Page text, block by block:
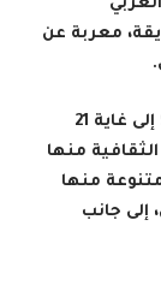
معربة عن
.
جدير بالذكر، أن “ملتقى الفنان” المنظم من 9 إلى غاية 21
منها
منها
إلى جانب